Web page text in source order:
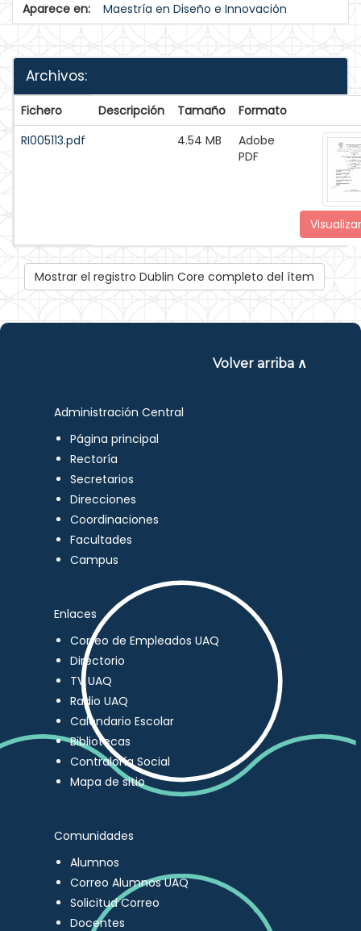
Aparece en:
Maestría en Diseño e Innovación
Archivos:
Fichero Descripción Tamaño
Formato
RI005113.pdf
4.54 MB
Adobe
PDF
Mostrar el registro Dublin Core completo del ítem
Volver arriba ∧
Administración Central
Página principal
Rectoría
Secretarios
Direcciones
Coordinaciones
Facultades
Campus
Enlaces
Correo de Empleados UAQ
Directorio
TV UAQ
Radio UAQ
Calendario Escolar
Bibliotecas
Contraloría Social
Mapa de sitio
Comunidades
Alumnos
Correo Alumnos UAQ
Solicitud Correo
Docentes